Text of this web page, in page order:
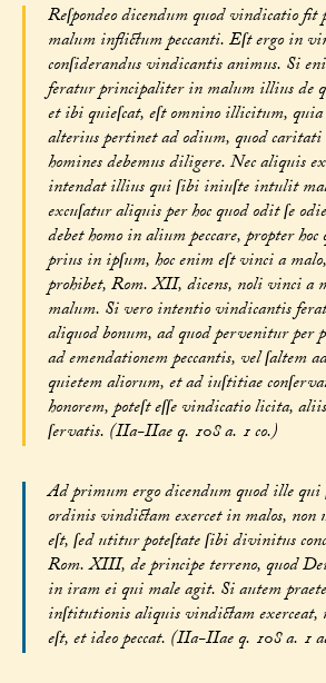
Reſpondeo dicendum quod vindicatio fit
malum inflictum peccanti. Eſt ergo in
conſiderandus vindicantis animus. Si
feratur principaliter in malum illius de
et ibi quieſcat, eſt omnino illicitum,
alterius pertinet ad odium, quod caritati
homines debemus diligere. Nec aliquis
intendat illius qui ſibi iniuſte intulit
excuſatur aliquis per hoc quod odit ſe
debet homo in alium peccare, propter
prius in ipſum, hoc enim eſt vinci a
prohibet, Rom. XII, dicens, noli vinci a
malum. Si vero intentio vindicantis
aliquod bonum, ad quod pervenitur per
ad emendationem peccantis, vel ſaltem
quietem aliorum, et ad iuſtitiae
honorem, poteſt eſſe vindicatio licita,
ſervatis. (IIa-IIae q. 108 a. 1 co.)
Ad primum ergo dicendum quod ille qui
ordinis vindictam exercet in malos, non
eſt, ſed utitur poteſtate ſibi divinitus
Rom. XIII, de principe terreno, quod
in iram ei qui male agit. Si autem
inſtitutionis aliquis vindictam exerceat,
eſt, et ideo peccat. (IIa-IIae q. 108 a. 1